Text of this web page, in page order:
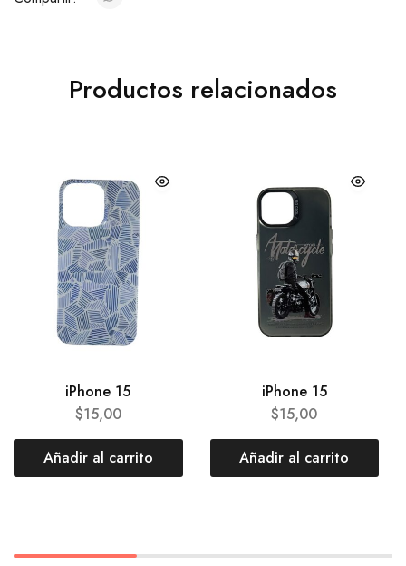
Productos relacionados
iPhone 15
$15,00
Añadir al carrito
iPhone 15
$15,00
Añadir al carrito